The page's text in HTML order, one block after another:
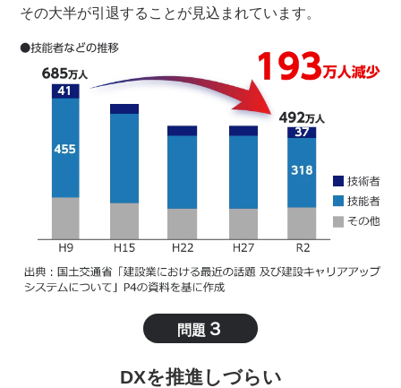
その大半が引退することが見込まれています。
問題 ３
DXを推進しづらい